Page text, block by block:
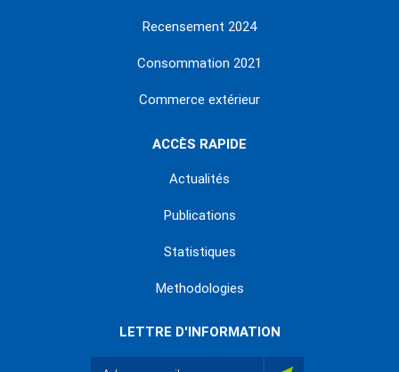
Recensement 2024
Consommation 2021
Commerce extérieur
ACCÈS RAPIDE
Actualités
Publications
Statistiques
Methodologies
LETTRE D'INFORMATION